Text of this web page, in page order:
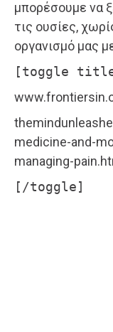
μπορέσουμε να
τις ουσίες,
οργανισμό μας
[toggle
medicine-and-
managing-
[/toggle]